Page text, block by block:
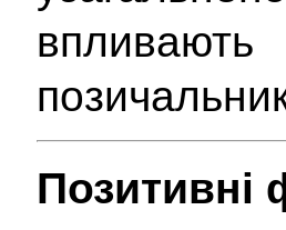
Позитивні